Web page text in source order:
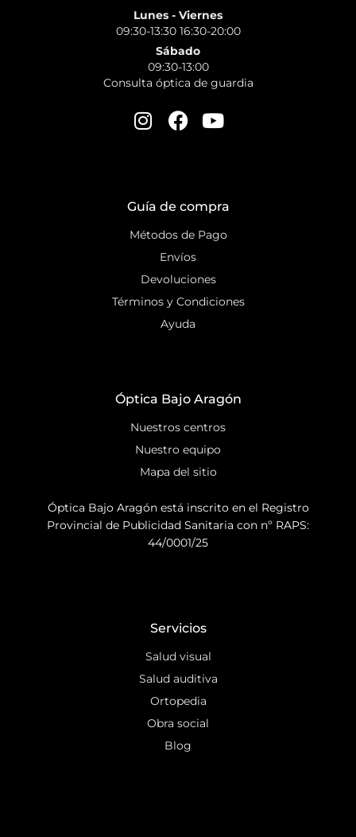
Lunes - Viernes
09:30-13:30 16:30-20:00
Sábado
09:30-13:00
Consulta óptica de guardia
Guía de compra
Métodos de Pago
Envíos
Devoluciones
Términos y Condiciones
Ayuda
Óptica Bajo Aragón
Nuestros centros
Nuestro equipo
Mapa del sitio
Óptica Bajo Aragón está inscrito en el Registro
Provincial de Publicidad Sanitaria con nº RAPS:
44/0001/25
Servicios
Salud visual
Salud auditiva
Ortopedia
Obra social
Blog